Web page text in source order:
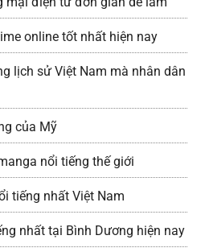
online tốt nhất hiện nay
lịch sử Việt Nam mà nhân dân
của Mỹ
nổi tiếng thế giới
tiếng nhất Việt Nam
nhất tại Bình Dương hiện nay